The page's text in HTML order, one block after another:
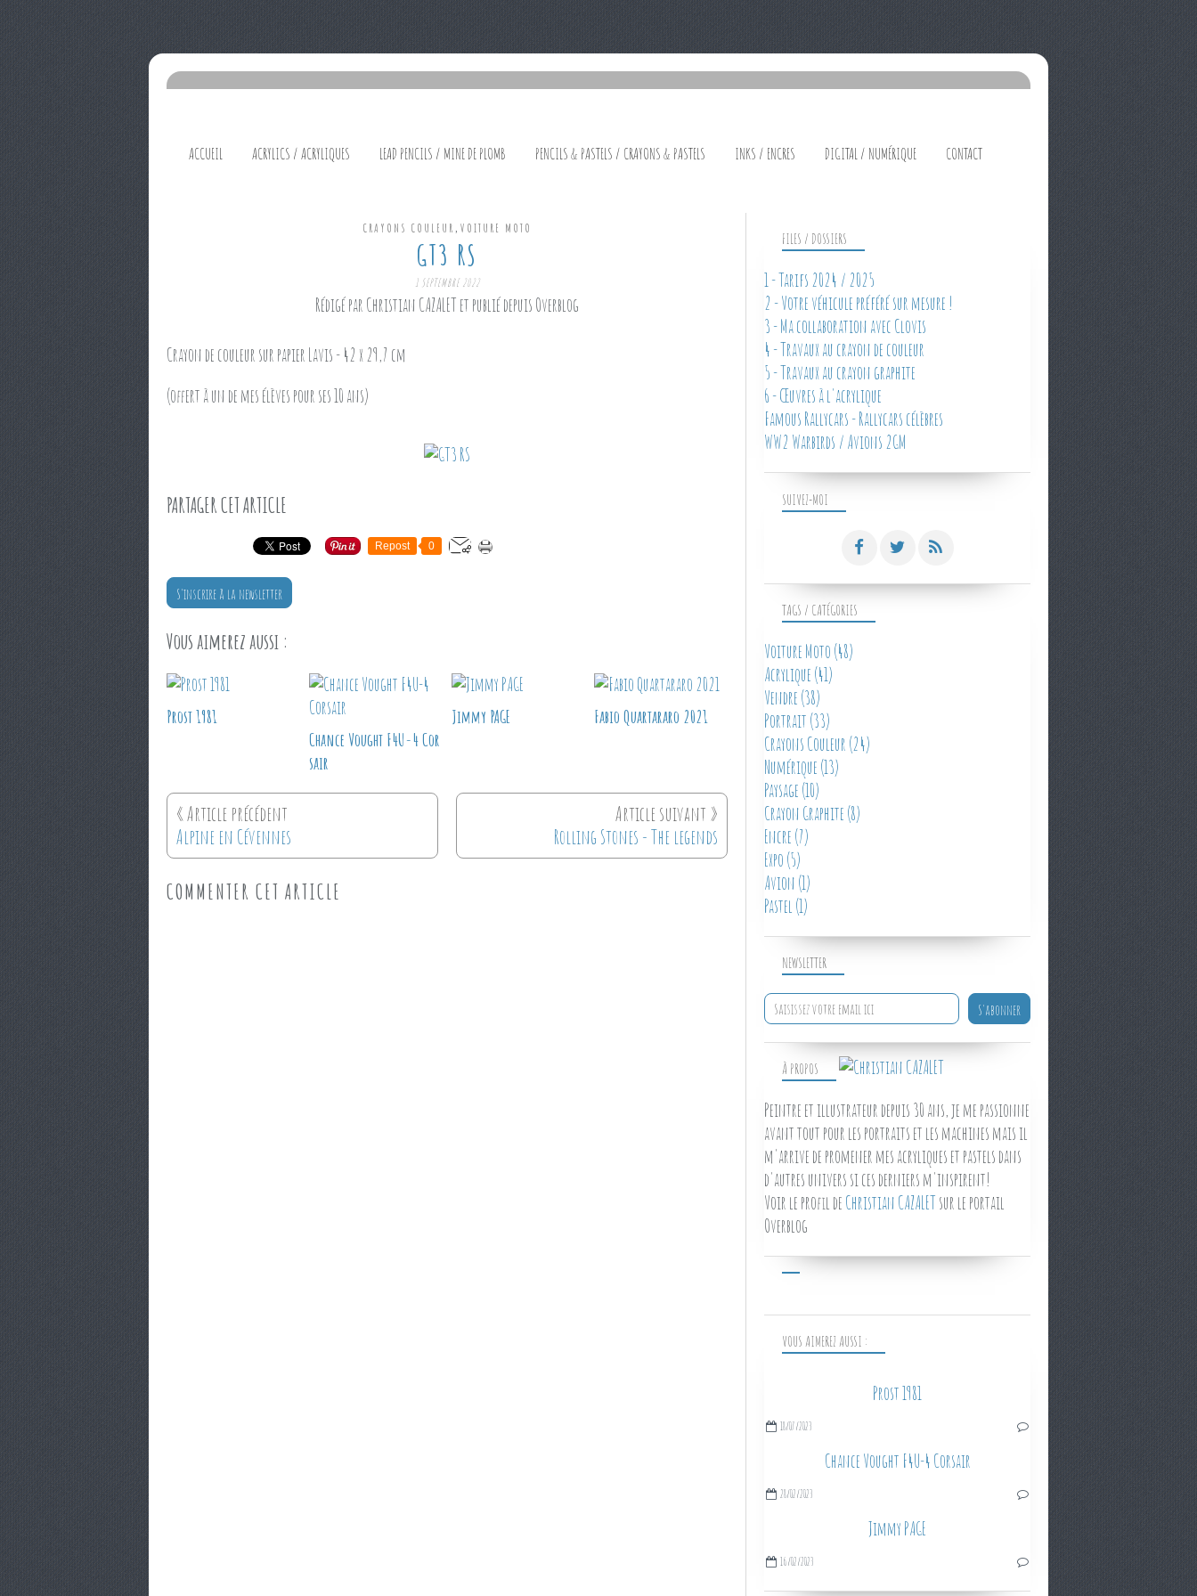
ACCUEIL ACRYLICS / ACRYLIQUES LEAD PENCILS / MINE DE PLOMB PENCILS & PASTELS / CRAYONS & PASTELS INKS / ENCRES DIGITAL / NUMÉRIQUE CONTACT
CRAYONS COULEUR, VOITURE MOTO
GT3 RS
1 SEPTEMBRE 2022
Rédigé par Christian CAZALET et publié depuis Overblog
Crayon de couleur sur papier Lavis - 42 x 29,7 cm
(offert à un de mes élèves pour ses 10 ans)
PARTAGER CET ARTICLE
Repost 0
S'inscrire à la newsletter
Vous aimerez aussi :
Prost 1981
Chance Vought F4U-4 Cor
sair
Jimmy PAGE Fabio Quartararo 2021
Alpine en Cévennes Rolling Stones - The legends
COMMENTER CET ARTICLE
NEWSLETTER
SUIVEZ-MOI
À PROPOS
Peintre et illustrateur depuis 30 ans, je me passionne
avant tout pour les portraits et les machines mais il
m'arrive de promener mes acryliques et pastels dans
d'autres univers si ces derniers m'inspirent!
Voir le profil de Christian CAZALET sur le portail
Overblog
VOUS AIMEREZ AUSSI :
Prost 1981
18/07/2023
Chance Vought F4U-4 Corsair
28/02/2023
Jimmy PAGE
16/02/2023
FILES / DOSSIERS
1 - Tarifs 2024 / 2025
2 - Votre véhicule préféré sur mesure !
3 - Ma collaboration avec Clovis
4 - Travaux au crayon de couleur
5 - Travaux au crayon graphite
6 - Œuvres à l'acrylique
Famous Rallycars - Rallycars célèbres
WW2 Warbirds / Avions 2GM
TAGS / CATÉGORIES
Voiture Moto (48)
Acrylique (41)
Vendre (38)
Portrait (33)
Crayons Couleur (24)
Numérique (13)
Paysage (10)
Crayon Graphite (8)
Encre (7)
Expo (5)
Avion (1)
Pastel (1)